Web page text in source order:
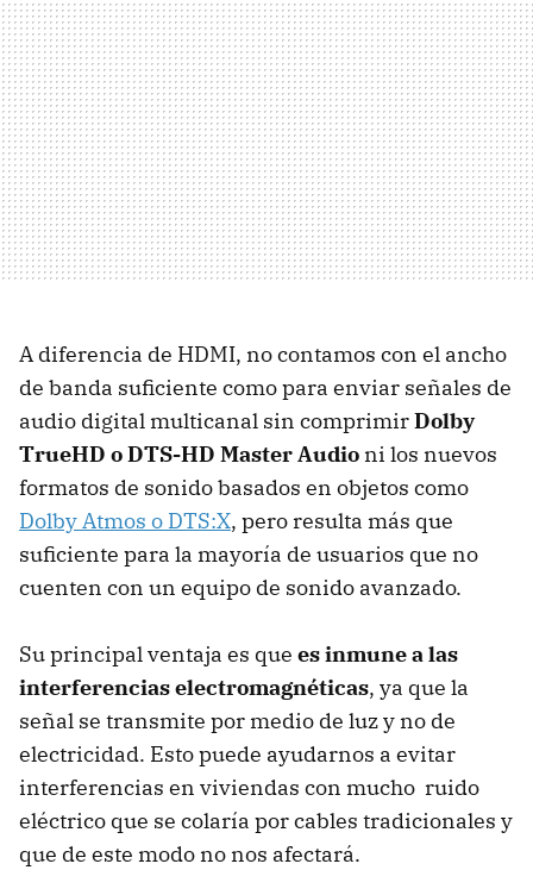
A diferencia de HDMI, no contamos con el ancho
de banda suficiente como para enviar señales de
audio digital multicanal sin comprimirDolby
TrueHD o DTS-HD Master Audio ni los nuevos
formatos de sonido basados en objetos como
Dolby Atmos o DTS:X, pero resulta más que
suficiente para la mayoría de usuarios que no
cuenten con un equipo de sonido avanzado.
Su principal ventaja es que es inmune a las
interferencias electromagnéticas, ya que la
señal se transmite por medio de luz y no de
electricidad. Esto puede ayudarnos a evitar
interferencias en viviendas con mucho ruido
eléctrico que se colaría por cables tradicionales y
que de este modo no nos afectará.